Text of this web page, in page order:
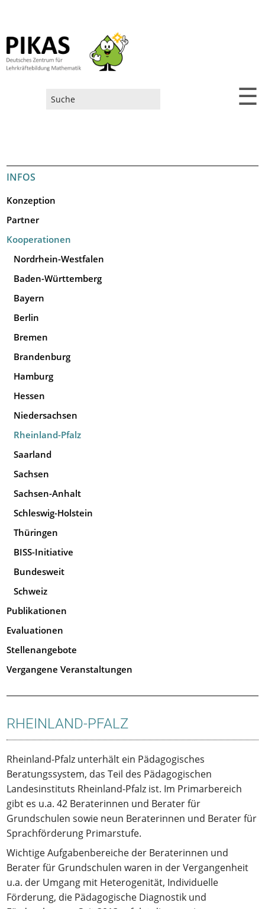
☰
INFOS
Konzeption
Partner
Kooperationen
Nordrhein-Westfalen
Baden-Württemberg
Bayern
Berlin
Bremen
Brandenburg
Hamburg
Hessen
Niedersachsen
Rheinland-Pfalz
Saarland
Sachsen
Sachsen-Anhalt
Schleswig-Holstein
Thüringen
BISS-Initiative
Bundesweit
Schweiz
Publikationen
Evaluationen
Stellenangebote
Vergangene Veranstaltungen
RHEINLAND-PFALZ
Rheinland-Pfalz unterhält ein Pädagogisches
Beratungssystem, das Teil des Pädagogischen
Landesinstituts Rheinland-Pfalz ist. Im Primarbereich
gibt es u.a. 42 Beraterinnen und Berater für
Grundschulen sowie neun Beraterinnen und Berater für
Sprachförderung Primarstufe.
Wichtige Aufgabenbereiche der Beraterinnen und
Berater für Grundschulen waren in der Vergangenheit
u.a. der Umgang mit Heterogenität, Individuelle
Förderung, die Pädagogische Diagnostik und